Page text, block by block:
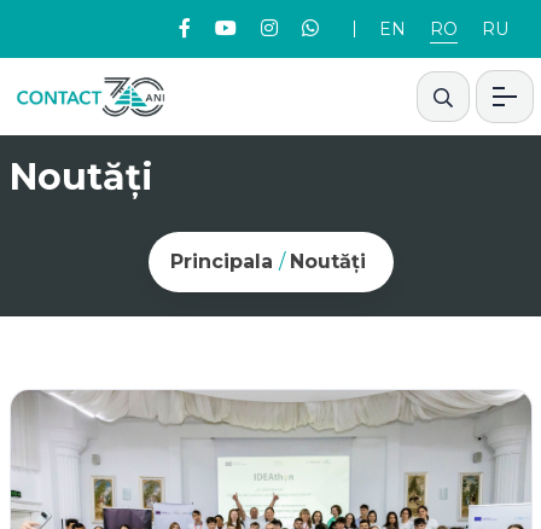
EN RO RU
Noutăți
Principala / Noutăți